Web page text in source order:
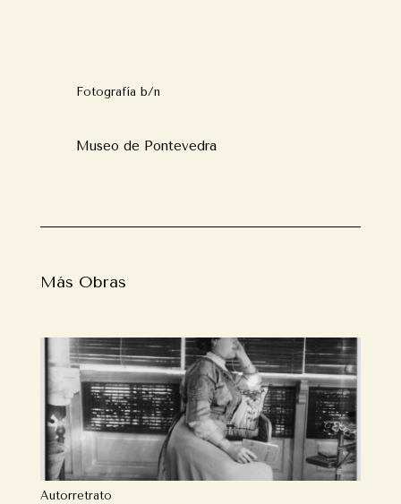
Fotografía b/n
Museo de Pontevedra
Más Obras
Autorretrato